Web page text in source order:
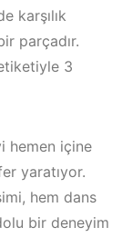
karşılık
parçadır.
3
hemen içine
yaratıyor.
hem dans
bir deneyim